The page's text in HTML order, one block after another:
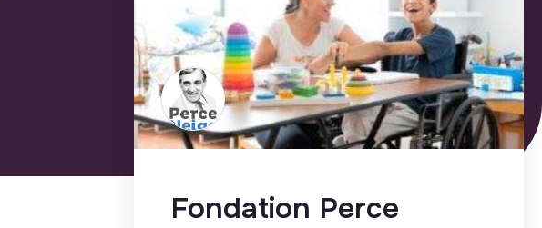
Fondation Perce